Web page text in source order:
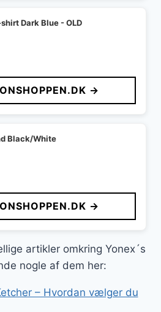
Dark Blue - OLD
kr..
→
Black/White
→
artikler omkring Yonex´s
nogle af dem her:
– Hvordan vælger du